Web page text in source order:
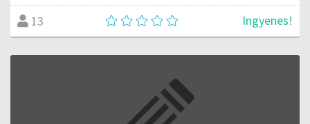
13 Ingyenes!